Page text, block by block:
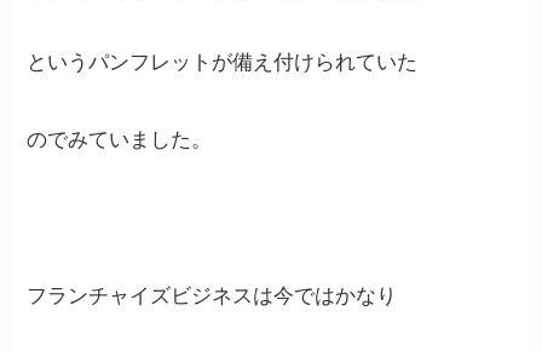
というパンフレットが備え付けられていた
のでみていました。
フランチャイズビジネスは今ではかなり